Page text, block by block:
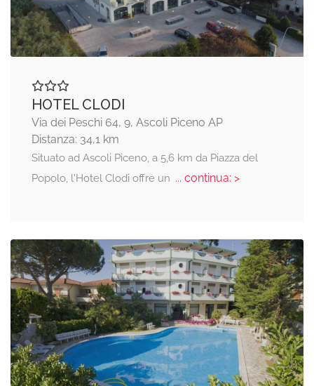
HOTEL CLODI
Via dei Peschi 64, 9, Ascoli Piceno AP
Distanza: 34,1 km
Situato ad Ascoli Piceno, a 5,6 km da Piazza del
Popolo, l'Hotel Clodi offre un ... continua: >